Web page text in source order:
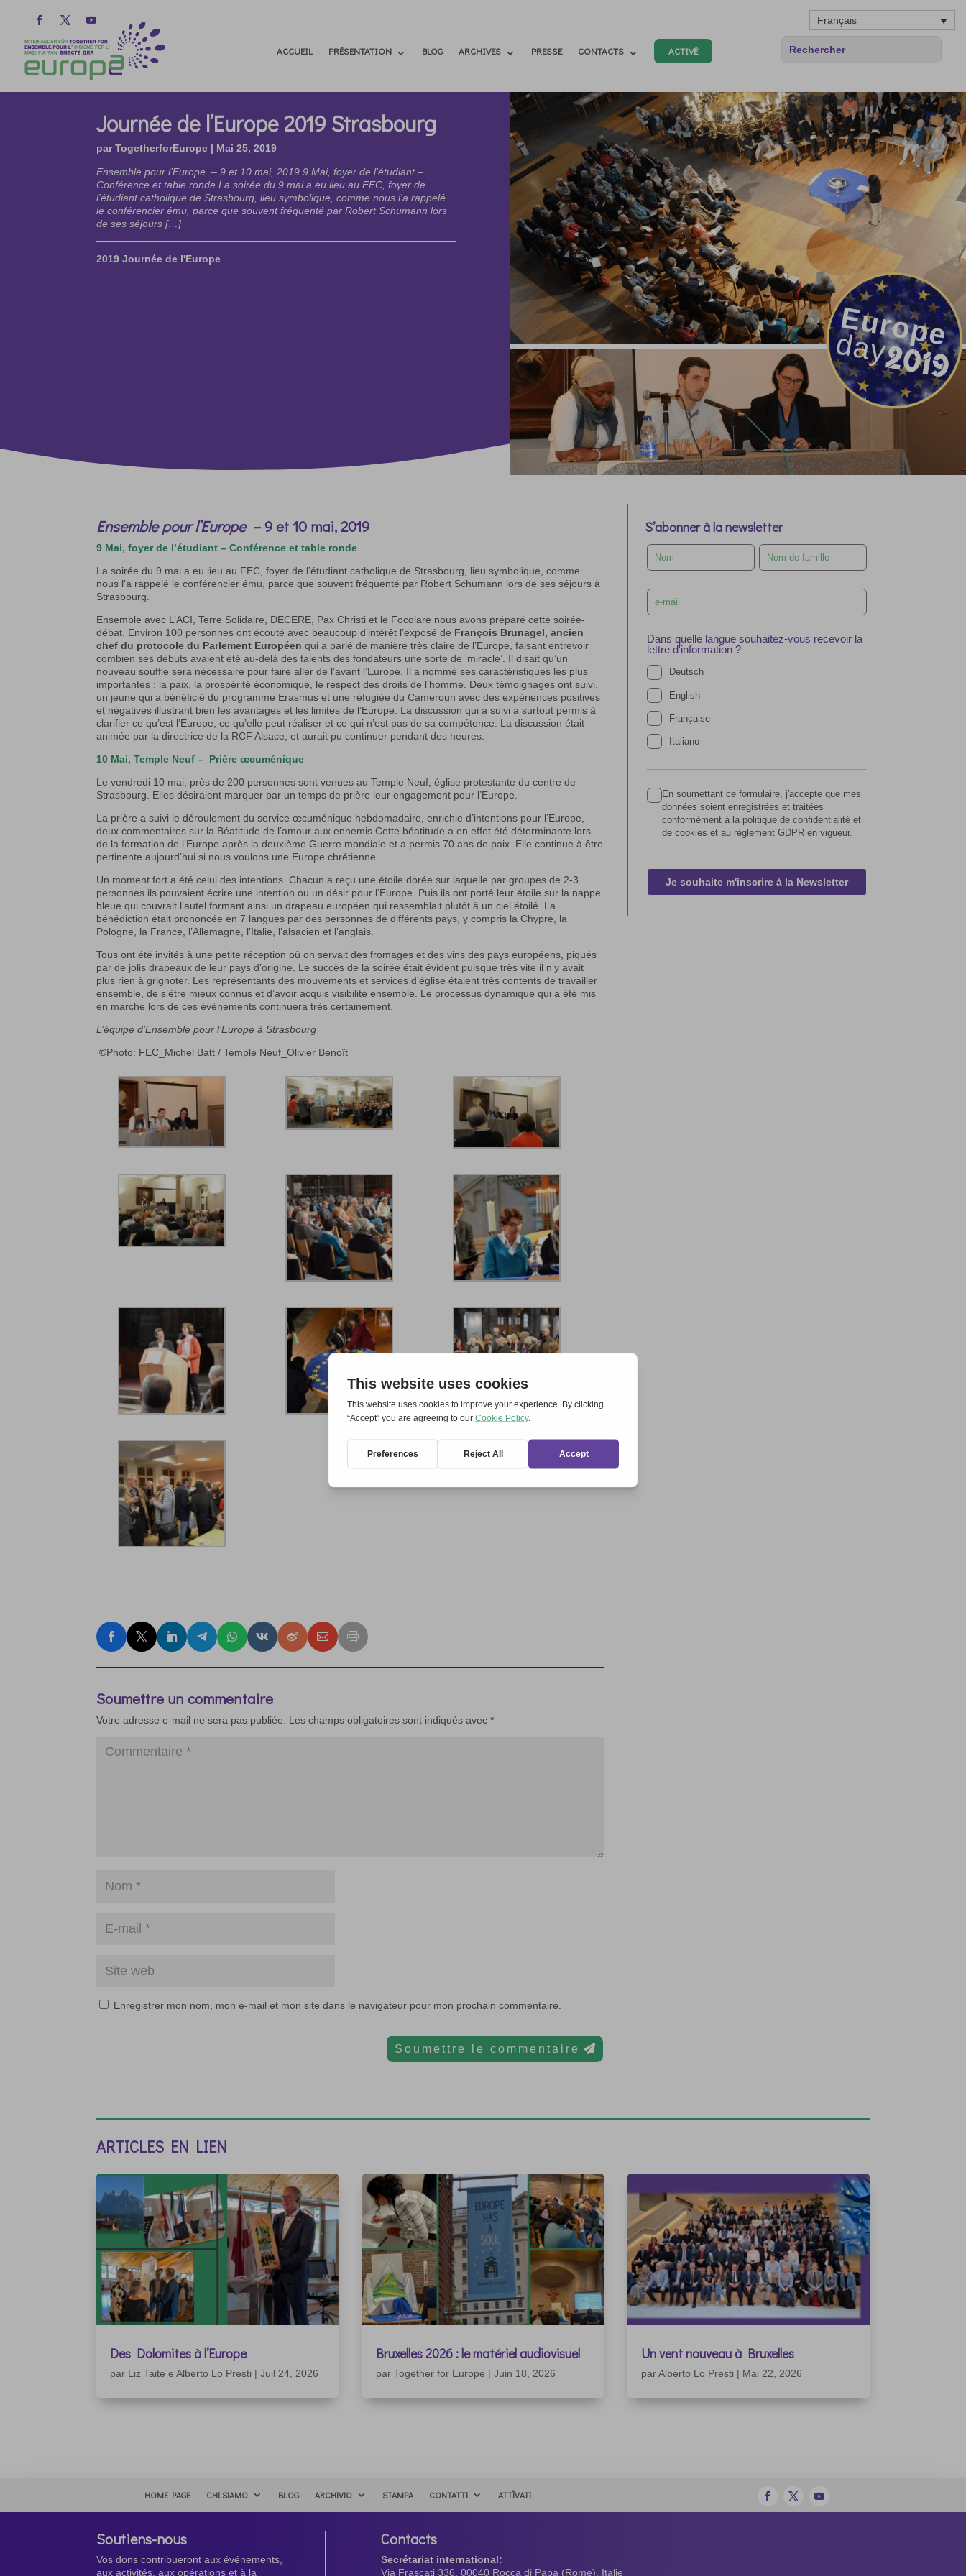
Français
ACCUEIL PRÉSENTATION BLOG ARCHIVES PRESSE CONTACTS ACTIVÉ
Journée de l’Europe 2019 Strasbourg
parTogetherforEurope | Mai 25, 2019
Ensemble pour l’Europe – 9 et 10 mai, 2019 9 Mai, foyer de l’étudiant –
Conférence et table ronde La soirée du 9 mai a eu lieu au FEC, foyer de
l’étudiant catholique de Strasbourg, lieu symbolique, comme nous l’a rappelé
le conférencier ému, parce que souvent fréquenté par Robert Schumann lors
de ses séjours […]
2019 Journée de l'Europe
Ensemble pour l’Europe– 9 et 10 mai, 2019
9 Mai, foyer de l’étudiant – Conférence et table ronde
La soirée du 9 mai a eu lieu au FEC, foyer de l’étudiant catholique de Strasbourg, lieu symbolique, comme
nous l’a rappelé le conférencier ému, parce que souvent fréquenté par Robert Schumann lors de ses séjours à
Strasbourg.
Ensemble avec L’ACI, Terre Solidaire, DECERE, Pax Christi et le Focolare nous avons préparé cette soirée-
débat. Environ 100 personnes ont écouté avec beaucoup d’intérêt l’exposé de François Brunagel, ancien
chef du protocole du Parlement Européen qui a parlé de manière très claire de l’Europe, faisant entrevoir
combien ses débuts avaient été au-delà des talents des fondateurs une sorte de ‘miracle’. Il disait qu’un
nouveau souffle sera nécessaire pour faire aller de l’avant l’Europe. Il a nommé ses caractéristiques les plus
importantes : la paix, la prospérité économique, le respect des droits de l’homme. Deux témoignages ont suivi,
un jeune qui a bénéficié du programme Erasmus et une réfugiée du Cameroun avec des expériences positives
et négatives illustrant bien les avantages et les limites de l’Europe. La discussion qui a suivi a surtout permis à
clarifier ce qu’est l’Europe, ce qu’elle peut réaliser et ce qui n’est pas de sa compétence. La discussion était
animée par la directrice de la RCF Alsace, et aurait pu continuer pendant des heures.
10 Mai, Temple Neuf – Prière œcuménique
Le vendredi 10 mai, près de 200 personnes sont venues au Temple Neuf, église protestante du centre de
Strasbourg. Elles désiraient marquer par un temps de prière leur engagement pour l’Europe.
La prière a suivi le déroulement du service œcuménique hebdomadaire, enrichie d’intentions pour l’Europe,
deux commentaires sur la Béatitude de l’amour aux ennemis Cette béatitude a en effet été déterminante lors
de la formation de l’Europe après la deuxième Guerre mondiale et a permis 70 ans de paix. Elle continue à être
pertinente aujourd’hui si nous voulons une Europe chrétienne.
Un moment fort a été celui des intentions. Chacun a reçu une étoile dorée sur laquelle par groupes de 2-3
personnes ils pouvaient écrire une intention ou un désir pour l’Europe. Puis ils ont porté leur étoile sur la nappe
bleue qui couvrait l’autel formant ainsi un drapeau européen qui ressemblait plutôt à un ciel étoilé. La
bénédiction était prononcée en 7 langues par des personnes de différents pays, y compris la Chypre, la
Pologne, la France, l’Allemagne, l’Italie, l’alsacien et l’anglais.
Tous ont été invités à une petite réception où on servait des fromages et des vins des pays européens, piqués
par de jolis drapeaux de leur pays d’origine. Le succès de la soirée était évident puisque très vite il n’y avait
plus rien à grignoter. Les représentants des mouvements et services d’église étaient très contents de travailler
ensemble, de s’être mieux connus et d’avoir acquis visibilité ensemble. Le processus dynamique qui a été mis
en marche lors de ces évènements continuera très certainement.
L’équipe d’Ensemble pour l’Europe à Strasbourg
©Photo: FEC_Michel Batt / Temple Neuf_Olivier Benoît
Soumettre un commentaire
Votre adresse e-mail ne sera pas publiée. Les champs obligatoires sont indiqués avec*
Enregistrer mon nom, mon e-mail et mon site dans le navigateur pour mon prochain commentaire.
Soumettre le commentaire
S’abonner à la newsletter
Leave
this
field
Dans quelle langue souhaitez-vous recevoir la
lettre d'information ?
Deutsch
English
Française
Italiano
En soumettant ce formulaire, j'accepte que mes
données soient enregistrées et traitées
conformément à la politique de confidentialité et
de cookies et au règlement GDPR en vigueur.
Je souhaite m'inscrire à la Newsletter
ARTICLES EN LIEN
Des Dolomites à l’Europe
par Liz Taite e Alberto Lo Presti |Juil 24, 2026
Bruxelles 2026 : le matériel audiovisuel
par Together for Europe | Juin 18, 2026
Un vent nouveau à Bruxelles
parAlberto Lo Presti | Mai 22, 2026
HOME PAGE CHI SIAMO BLOG ARCHIVIO STAMPA CONTATTI ATTÌVATI
Soutiens-nous
Vos dons contribueront aux événements,
aux activités, aux opérations et à la
Contacts
Secrétariat international:
Via Frascati 336, 00040 Rocca di Papa (Rome), Italie